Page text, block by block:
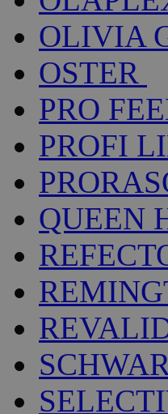
OLIVIA
OSTER
PRO
PROFI
QUEEN